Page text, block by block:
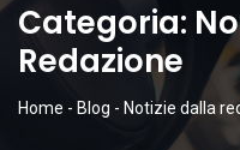
Categoria:
Redazione
Home - Blog - Notizie dalla